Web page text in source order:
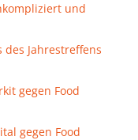
und
des Jahrestreffens
gegen Food
gegen Food